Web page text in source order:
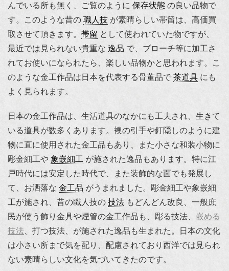
んでいる所も無く、ご覧のように 保存状態 の良い品物で
す。このような昔の 職人技 が素晴らしい帯留は、高価買
取させて頂きます。 帯留 として使われていた物ですが、
最近では見られない貴重な 逸品 で、ブローチ等に加工さ
れてお使いになられたら、楽しい品物かと思われます。こ
のような金工作品は日本を代表する骨董品で茶道具 にも
よく見られます。
日本の金工作品は、生活道具のなかにも工夫され、生きて
いる道具が数多くあります。襖の引手や釘隠しのように建
物に直に使用された金工品もあり、また小さな和装小物に
彫金細工や 象嵌細工 が施された逸品もあります。特に江
戸時代には安定した時代で、また装飾的な面でも発展し
て、お洒落な 金工品 がうまれました。彫金細工や象嵌細
工が施され、昔の職人技の 技法 もどんどん改良、一般庶
民が使う飾り金具や煙管の金工作品も、彫る技法、 嵌める
技法、打つ技法、が施された逸品も生まれた。日本の文化
は小さい所まで気を配り、配慮されており西洋では見られ
ない素晴らしい文化を気づいてきたのです。